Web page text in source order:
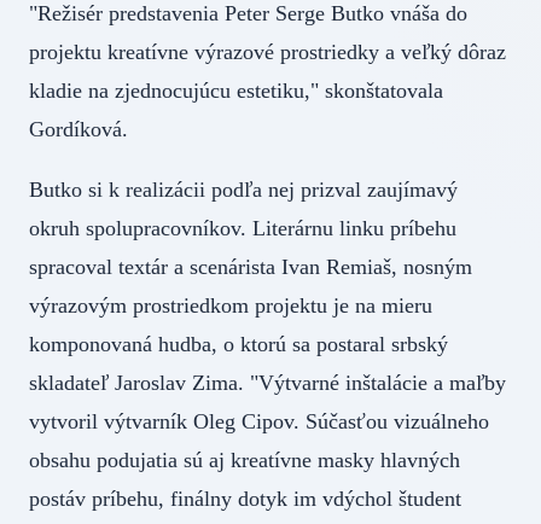
"Režisér predstavenia Peter Serge Butko vnáša do
projektu kreatívne výrazové prostriedky a veľký dôraz
kladie na zjednocujúcu estetiku," skonštatovala
Gordíková.
Butko si k realizácii podľa nej prizval zaujímavý
okruh spolupracovníkov. Literárnu linku príbehu
spracoval textár a scenárista Ivan Remiaš, nosným
výrazovým prostriedkom projektu je na mieru
komponovaná hudba, o ktorú sa postaral srbský
skladateľ Jaroslav Zima. "Výtvarné inštalácie a maľby
vytvoril výtvarník Oleg Cipov. Súčasťou vizuálneho
obsahu podujatia sú aj kreatívne masky hlavných
postáv príbehu, finálny dotyk im vdýchol študent